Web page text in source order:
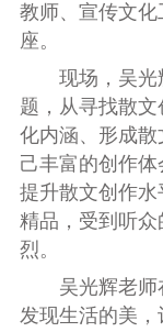
教师、宣传文
座。
现场，吴光
题，从寻找散
化内涵、形成
己丰富的创作
提升散文创作
精品，受到听
烈。
吴光辉老
发现生活的美